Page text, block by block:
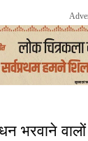
भरवाने